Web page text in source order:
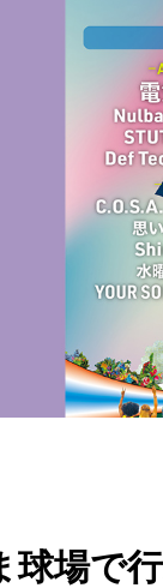
球場で